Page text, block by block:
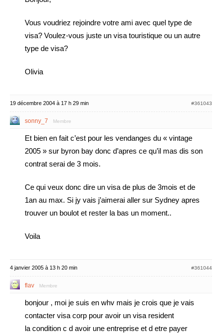
Vous voudriez rejoindre votre ami avec quel type de
visa? Voulez-vous juste un visa touristique ou un autre
type de visa?
Olivia
19 décembre 2004 à 17 h 29 min #361043
sonny_7 Membre
Et bien en fait c’est pour les vendanges du « vintage
2005 » sur byron bay donc d’apres ce qu’il mas dis son
contrat serai de 3 mois.
Ce qui veux donc dire un visa de plus de 3mois et de
1an au max. Si jy vais j’aimerai aller sur Sydney apres
trouver un boulot et rester la bas un moment..
Voila
4 janvier 2005 à 13 h 20 min #361044
flav Membre
bonjour , moi je suis en whv mais je crois que je vais
contacter visa corp pour avoir un visa resident
la condition c d avoir une entreprise et d etre payer